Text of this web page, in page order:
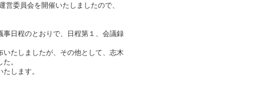
委員会を開催いたしましたので、
日程のとおりで、日程第１、会議録
たしましたが、その他として、志木
。
します。